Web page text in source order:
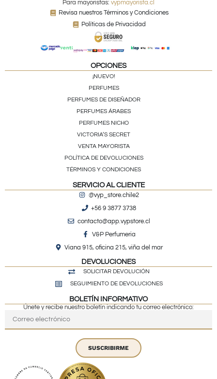
Para mayoristas: vypmayorista.cl
Revisa nuestros Términos y Condiciones
Políticas de Privacidad
OPCIONES
¡NUEVO!
PERFUMES
PERFUMES DE DISEÑADOR
PERFUMES ÁRABES
PERFUMES NICHO
VICTORIA’S SECRET
VENTA MAYORISTA
POLÍTICA DE DEVOLUCIONES
TÉRMINOS Y CONDICIONES
SERVICIO AL CLIENTE
@vyp_store.chile2
+56 9 3877 3738
contacto@app.vypstore.cl
V&P Perfumeria
Viana 915, oficina 215, viña del mar
DEVOLUCIONES
SOLICITAR DEVOLUCIÓN
SEGUIMIENTO DE DEVOLUCIONES
BOLETÍN INFORMATIVO
Únete y recibe nuestro boletín indicando tu correo electrónico:
SUSCRIBIRME